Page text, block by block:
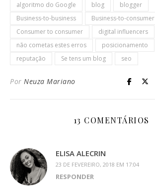
algoritmo do Google blog
blogger
Business-to-business
Business-to-consumer
Consumer to consumer
digital influencers
não cometas estes erros
posicionamento
reputação
Se tens um blog seo
Por Neuza Mariano
13 COMENTÁRIOS
ELISA ALECRIN
23 DE FEVEREIRO, 2018 EM 17:04
RESPONDER